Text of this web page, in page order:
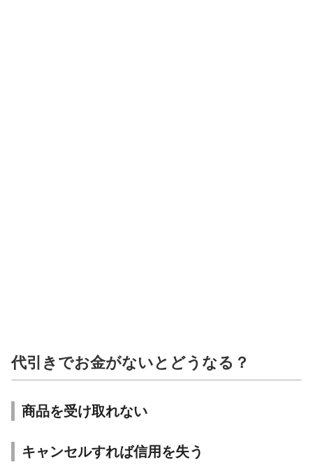
代引きでお金がないとどうなる？
商品を受け取れない
キャンセルすれば信用を失う